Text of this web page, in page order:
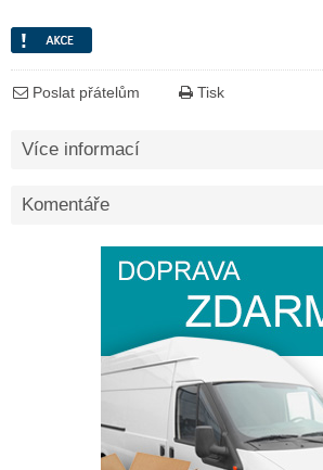
Poslat přátelům Tisk
Více informací
Komentáře